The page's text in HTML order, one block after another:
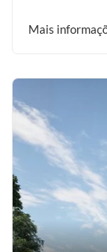
Mais